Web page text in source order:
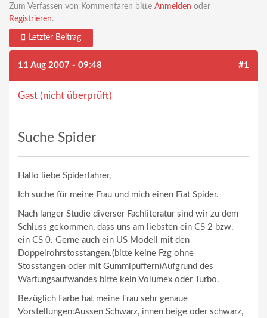
Zum Verfassen von Kommentaren bitte Anmelden oder
Registrieren.
Letzter Beitrag
11 Aug 2007 - 09:48 #1
Gast (nicht überprüft)
Suche Spider
Hallo liebe Spiderfahrer,
Ich suche für meine Frau und mich einen Fiat Spider.
Nach langer Studie diverser Fachliteratur sind wir zu dem
Schluss gekommen, dass uns am liebsten ein CS 2 bzw.
ein CS 0. Gerne auch ein US Modell mit den
Doppelrohrstosstangen.(bitte keine Fzg ohne
Stosstangen oder mit Gummipuffern)Aufgrund des
Wartungsaufwandes bitte kein Volumex oder Turbo.
Bezüglich Farbe hat meine Frau sehr genaue
Vorstellungen:Aussen Schwarz, innen beige oder schwarz,